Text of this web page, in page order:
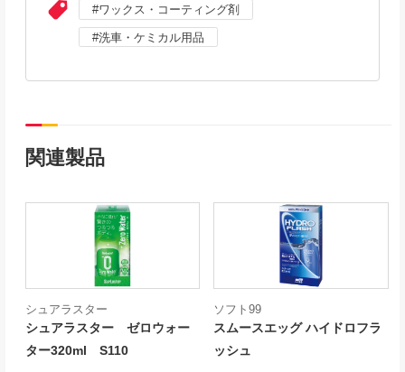
ワックス・コーティング剤
洗車・ケミカル用品
関連製品
シュアラスター
シュアラスター ゼロウォー
ター320ml S110
ソフト99
スムースエッグ ハイドロフラ
ッシュ